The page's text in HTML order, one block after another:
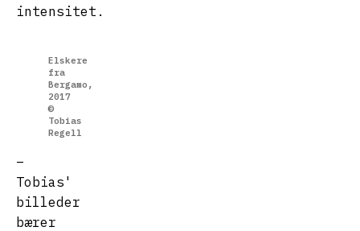
intensitet.
Elskere
fra
Bergamo,
2017
©
Tobias
Regell
–
Tobias'
billeder
bærer